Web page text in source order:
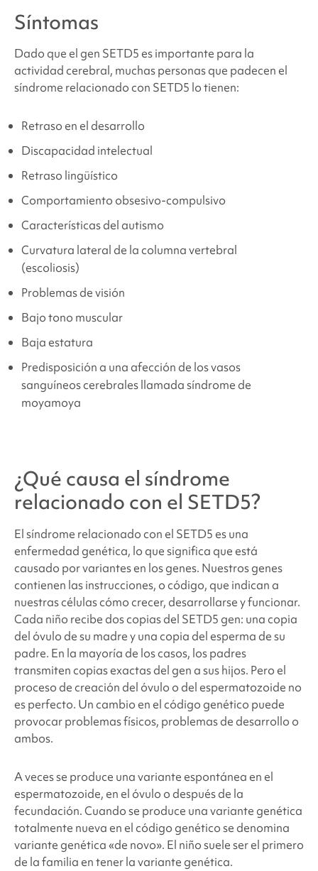
Síntomas
Dado que el gen SETD5 es importante para la
actividad cerebral, muchas personas que padecenel
síndrome relacionado con SETD5 lo tienen:
Retraso en el desarrollo
Discapacidad intelectual
Retraso lingüístico
Comportamiento obsesivo-compulsivo
Características del autismo
Curvatura lateral de la columna vertebral
(escoliosis)
Problemas de visión
Bajo tono muscular
Baja estatura
Predisposición a una afección de los vasos
sanguíneos cerebrales llamada síndrome de
moyamoya
¿Qué causa el síndrome
relacionado con el SETD5?
El síndrome relacionado con el SETD5es una
enfermedad genética, lo que significa que está
causado por variantes en los genes. Nuestros genes
contienen las instrucciones, o código, que indican a
nuestras células cómo crecer, desarrollarse y funcionar.
Cada niño recibe dos copias del SETD5 gen: una copia
del óvulo de su madre y una copia del esperma de su
padre. En la mayoría de los casos, los padres
transmiten copias exactas del gen a sus hijos. Pero el
proceso de creación del óvulo o del espermatozoide no
es perfecto. Un cambio en el código genético puede
provocar problemas físicos, problemas de desarrollo o
ambos.
A veces se produce una variante espontánea en el
espermatozoide, en el óvulo o después de la
fecundación. Cuando se produce una variante genética
totalmente nueva en el código genético se denomina
variante genética «de novo». El niño suele ser el primero
de la familia en tener la variante genética.